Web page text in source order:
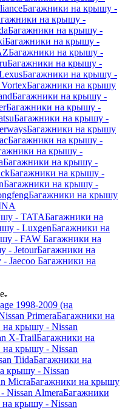
Багажники на крышу -
на крышу -
Багажники на крышу -
Багажники на крышу -
Багажники на крышу -
Багажники на крышу -
Багажники на крышу -
Багажники на крышу
Багажники на крышу -
Багажники на крышу -
Багажники на крышу -
Багажники на крышу
Багажники на крышу -
на крышу -
Багажники на крышу -
Багажники на крышу -
Багажники на крышу -
Багажники на крышу
- TATAБагажники на
- LuxgenБагажники на
- FAW Багажники на
- JetourБагажники на
Jaecoo Багажники на
1998-2009 (на
PrimeraБагажники на
на крышу - Nissan
X-TrailБагажники на
на крышу - Nissan
TiidaБагажники на
крышу - Nissan
MicraБагажники на крышу
Nissan AlmeraБагажники
крышу - Nissan